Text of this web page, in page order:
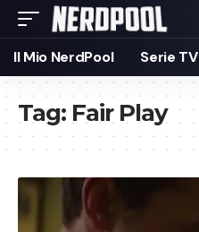
Il Mio NerdPool Serie TV
Tag: Fair Play